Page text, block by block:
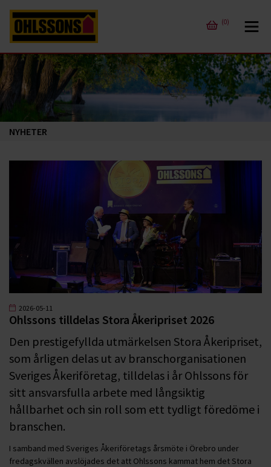
(0)
NYHETER
2026-05-11
Ohlssons tilldelas Stora Åkeripriset 2026
Den prestigefyllda utmärkelsen Stora Åkeripriset,
som årligen delas ut av branschorganisationen
Sveriges Åkeriföretag, tilldelas i år Ohlssons för
sitt ansvarsfulla arbete med långsiktig
hållbarhet och sin roll som ett tydligt föredöme i
branschen.
I samband med Sveriges Åkeriföretags årsmöte i Örebro under
fredagskvällen avslöjades det att Ohlssons kammat hem det Stora